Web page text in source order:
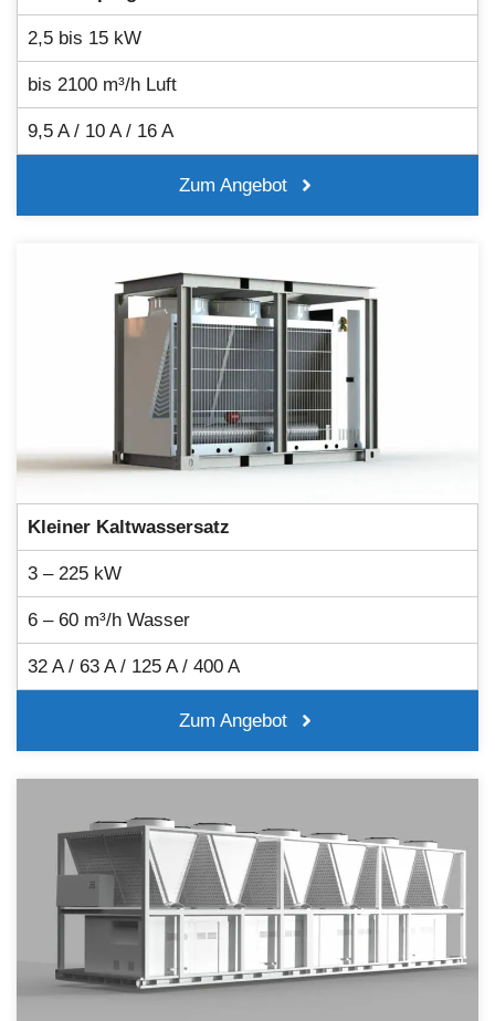
2,5 bis 15 kW
bis 2100 m³/h Luft
9,5 A / 10 A / 16 A
Zum Angebot
Kleiner Kaltwassersatz
3 – 225 kW
6 – 60 m³/h Wasser
32 A / 63 A / 125 A / 400 A
Zum Angebot